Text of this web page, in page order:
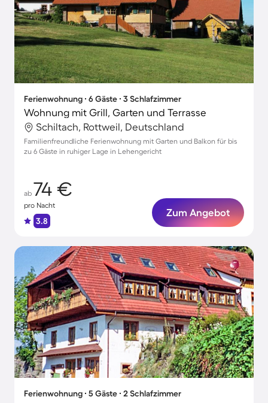
Ferienwohnung ∙ 6 Gäste ∙ 3 Schlafzimmer
Wohnung mit Grill, Garten und Terrasse
Schiltach, Rottweil, Deutschland
Familienfreundliche Ferienwohnung mit Garten und Balkon für bis
zu 6 Gäste in ruhiger Lage in Lehengericht
ab 74 €
pro Nacht
3.8
Zum Angebot
Ferienwohnung ∙ 5 Gäste ∙ 2 Schlafzimmer